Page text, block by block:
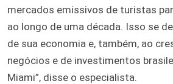
mercados emissivos de turistas
ao longo de uma década. Isso se
de sua economia e, também, ao
negócios e de investimentos
Miami”, disse o especialista.